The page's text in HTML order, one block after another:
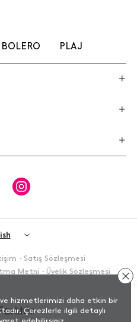
BOLERO PLAJ
Satış Sözleşmesi
Metni Üyelik Sözleşmesi
hizmetlerimizi daha etkin bir
Çerezlerle ilgili detaylı